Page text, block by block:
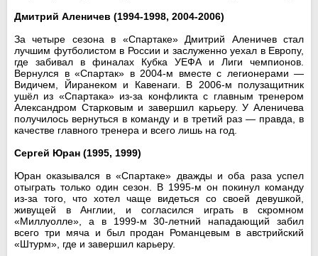
Дмитрий Аленичев (1994-1998, 2004-2006)
За четыре сезона в «Спартаке» Дмитрий Аленичев стал
лучшим футболистом в России и заслуженно уехал в Европу,
где забивал в финалах Кубка УЕФА и Лиги чемпионов.
Вернулся в «Спартак» в 2004-м вместе с легионерами —
Видичем, Йиранеком и Кавенаги. В 2006-м полузащитник
ушёл из «Спартака» из-за конфликта с главным тренером
Александром Старковым и завершил карьеру. У Аленичева
получилось вернуться в команду и в третий раз — правда, в
качестве главного тренера и всего лишь на год.
Сергей Юран (1995, 1999)
Юран оказывался в «Спартаке» дважды и оба раза успел
отыграть только один сезон. В 1995-м он покинул команду
из-за того, что хотел чаще видеться со своей девушкой,
живущей в Англии, и согласился играть в скромном
«Миллуолле», а в 1999-м 30-летний нападающий забил
всего три мяча и был продан Романцевым в австрийский
«Штурм», где и завершил карьеру.